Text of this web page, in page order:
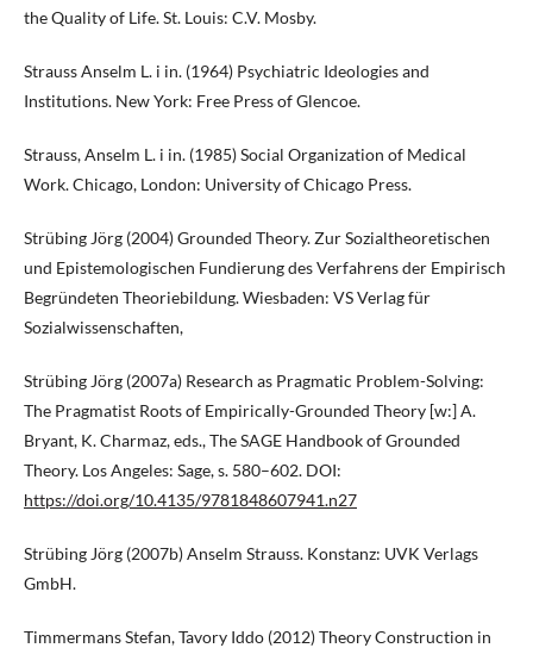
the Quality of Life. St. Louis: C.V. Mosby.
Strauss Anselm L. i in. (1964) Psychiatric Ideologies and
Institutions. New York: Free Press of Glencoe.
Strauss, Anselm L. i in. (1985) Social Organization of Medical
Work. Chicago, London: University of Chicago Press.
Strübing Jörg (2004) Grounded Theory. Zur Sozialtheoretischen
und Epistemologischen Fundierung des Verfahrens der Empirisch
Begründeten Theoriebildung. Wiesbaden: VS Verlag für
Sozialwissenschaften,
Strübing Jörg (2007a) Research as Pragmatic Problem-Solving:
The Pragmatist Roots of Empirically-Grounded Theory [w:] A.
Bryant, K. Charmaz, eds., The SAGE Handbook of Grounded
Theory. Los Angeles: Sage, s. 580–602. DOI:
https://doi.org/10.4135/9781848607941.n27
Strübing Jörg (2007b) Anselm Strauss. Konstanz: UVK Verlags
GmbH.
Timmermans Stefan, Tavory Iddo (2012) Theory Construction in